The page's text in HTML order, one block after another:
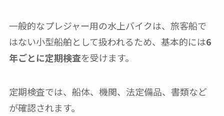
一般的なプレジャー用の水上バイクは、旅客船で
はない小型船舶として扱われるため、基本的には6
年ごとに定期検査を受けます。
定期検査では、船体、機関、法定備品、書類など
が確認されます。